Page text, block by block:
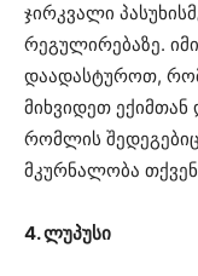
ჯირკვალი
რეგულირებაზე.
დაადასტუროთ, რომ
მიხვიდეთ
რომლის
მკურნალობა
4. ლუპუსი